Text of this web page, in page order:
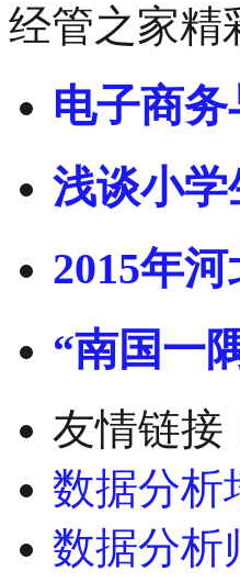
经管之家精
电子商
浅谈小
2015年
“南国一
友情链接
数据分析
数据分析